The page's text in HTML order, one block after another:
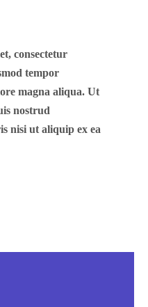
consectetur
tempor
magna aliqua. Ut
nostrud
nisi ut aliquip ex ea